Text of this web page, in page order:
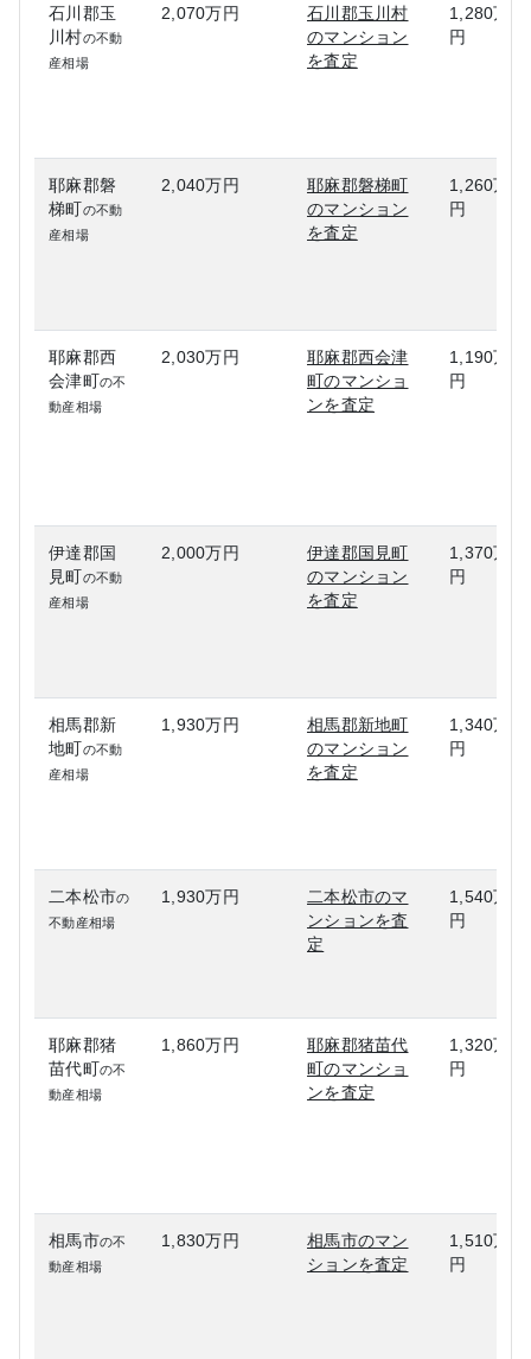
石川郡玉
川村の不動
産相場
2,070万円
石川郡玉川村
のマンション
を査定
1,280万
円
耶麻郡磐
梯町の不動
産相場
2,040万円
耶麻郡磐梯町
のマンション
を査定
1,260万
円
耶麻郡西
会津町の不
動産相場
2,030万円
耶麻郡西会津
町のマンショ
ンを査定
1,190万
円
伊達郡国
見町の不動
産相場
2,000万円
伊達郡国見町
のマンション
を査定
1,370万
円
相馬郡新
地町の不動
産相場
1,930万円
相馬郡新地町
のマンション
を査定
1,340万
円
二本松市の
不動産相場
1,930万円
二本松市のマ
ンションを査
定
1,540万
円
耶麻郡猪
苗代町の不
動産相場
1,860万円
耶麻郡猪苗代
町のマンショ
ンを査定
1,320万
円
相馬市の不
動産相場
1,830万円
相馬市のマン
ションを査定
1,510万
円